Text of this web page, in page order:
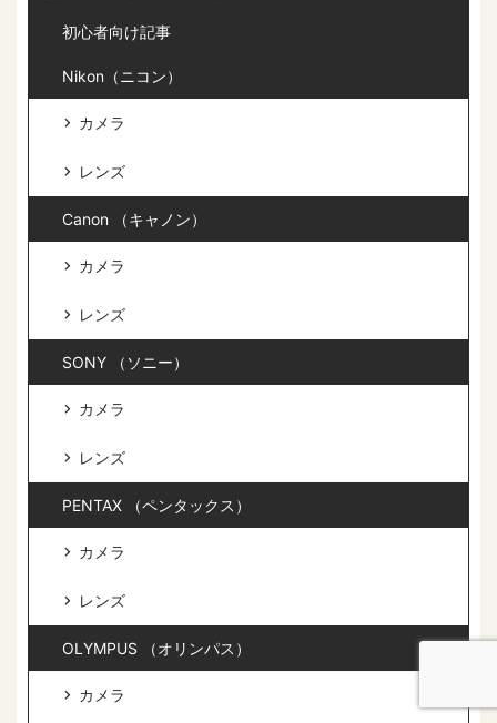
初心者向け記事
Nikon（ニコン）
カメラ
レンズ
Canon （キャノン）
カメラ
レンズ
SONY （ソニー）
カメラ
レンズ
PENTAX （ペンタックス）
カメラ
レンズ
OLYMPUS （オリンパス）
カメラ